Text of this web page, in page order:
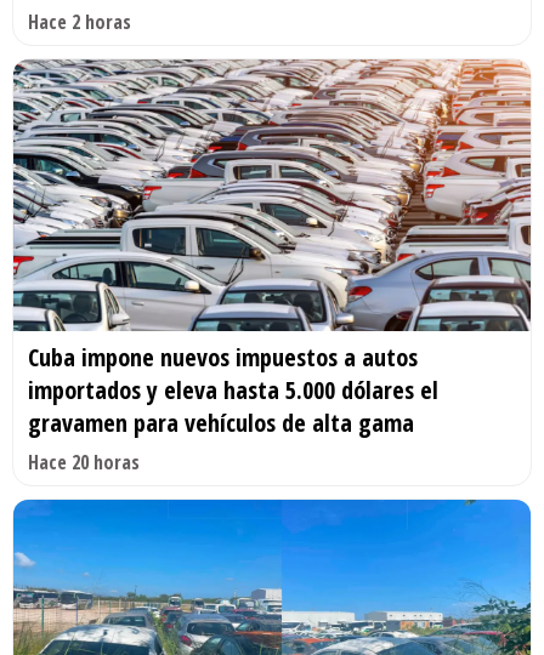
Hace 2 horas
Cuba impone nuevos impuestos a autos
importados y eleva hasta 5.000 dólares el
gravamen para vehículos de alta gama
Hace 20 horas